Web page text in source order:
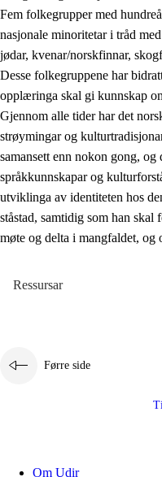
Fem folkegrupper med
nasjonale minoritetar i tråd
jødar, kvenar/norskfinnar,
Desse folkegruppene har
opplæringa skal gi kunnskap
Gjennom alle tider har det
strøymingar og
samansett enn nokon gong,
språkkunnskapar og
utviklinga av identiteten hos
ståstad, samtidig som han
møte og delta i mangfaldet, og
Ressursar
Førre side
Om Udir